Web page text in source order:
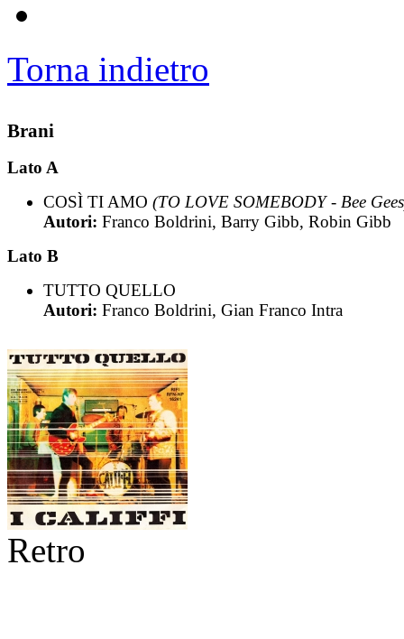
Torna indietro
Brani
Lato A
COSÌ TI AMO (TO LOVE SOMEBODY - Bee
Autori: Franco Boldrini, Barry Gibb, Robin Gibb
Lato B
TUTTO QUELLO
Autori: Franco Boldrini, Gian Franco Intra
Retro